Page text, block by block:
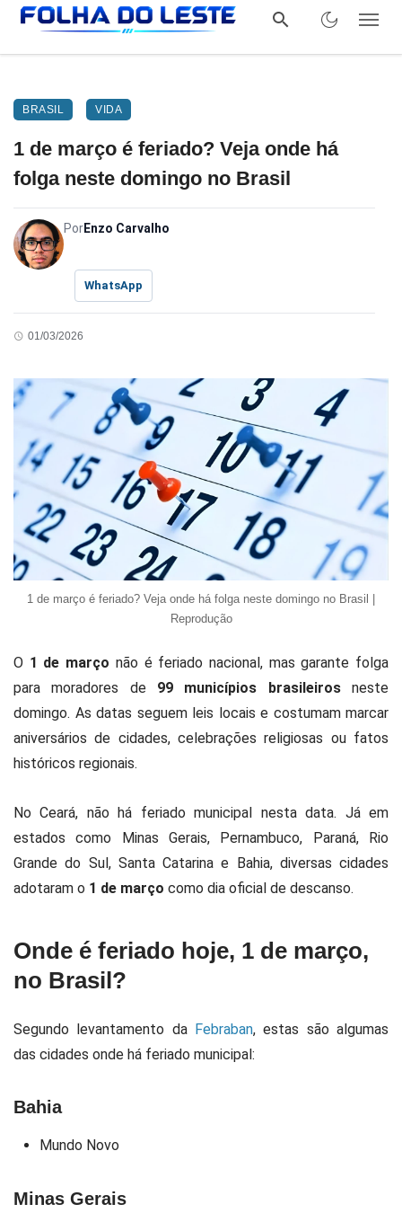
BRASIL VIDA
1 de março é feriado? Veja onde há
folga neste domingo no Brasil
PorEnzo Carvalho
WhatsApp
01/03/2026
1 de março é feriado? Veja onde há folga neste domingo no Brasil |
Reprodução
O 1 de março não é feriado nacional, mas garante folga
para moradores de 99 municípios brasileirosneste
domingo. As datas seguem leis locais e costumam marcar
aniversários de cidades, celebrações religiosas ou fatos
históricos regionais.
No Ceará, não há feriado municipal nesta data. Já em
estados como Minas Gerais, Pernambuco, Paraná, Rio
Grande do Sul, Santa Catarina e Bahia, diversas cidades
adotaram o 1 de março como dia oficial de descanso.
Onde é feriado hoje, 1 de março,
no Brasil?
Segundo levantamento da Febraban, estas são algumas
das cidades onde há feriado municipal:
Bahia
Mundo Novo
Minas Gerais